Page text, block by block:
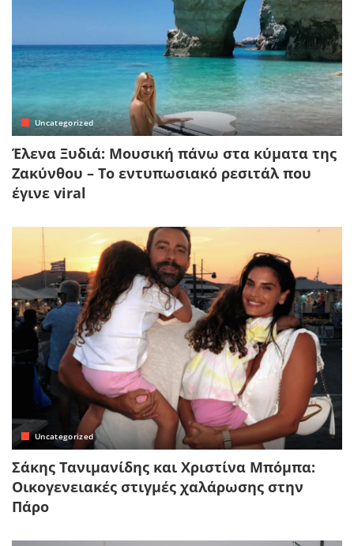
Uncategorized
Έλενα Ξυδιά: Μουσική πάνω στα κύματα της
Ζακύνθου – Το εντυπωσιακό ρεσιτάλ που
έγινε viral
Uncategorized
Σάκης Τανιμανίδης και Χριστίνα Μπόμπα:
Οικογενειακές στιγμές χαλάρωσης στην
Πάρο